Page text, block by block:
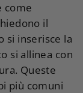
come
il
si inserisce la
si allinea con
Queste
più comuni